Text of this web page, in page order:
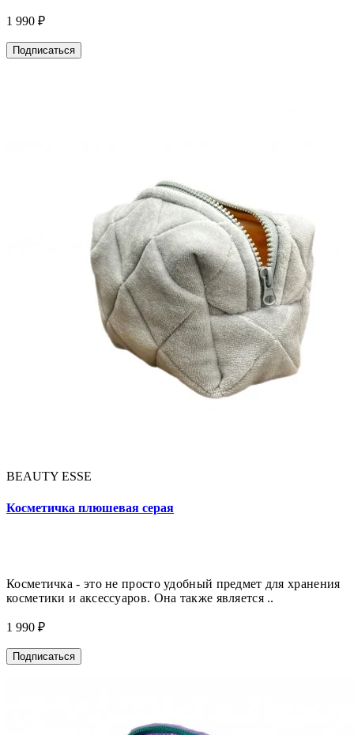
1 990 ₽
Подписаться
BEAUTY ESSE
Косметичка плюшевая серая
Косметичка - это не просто удобный предмет для хранения
косметики и аксессуаров. Она также является ..
1 990 ₽
Подписаться